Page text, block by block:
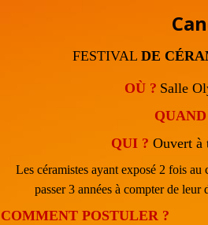
FESTIVALDE
OÙ ? Salle
QUAND
QUI ? Ouvert à
Les céramistes ayant exposé 2 fois au
passer 3 années à compter de
COMMENT POSTULER ?